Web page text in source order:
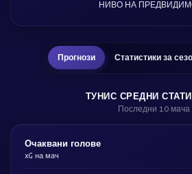
НИВО НА
Прогнози Статистики за
ТУНИС СРЕДНИ
Последни 10 мача
Очаквани голове
xG на мач